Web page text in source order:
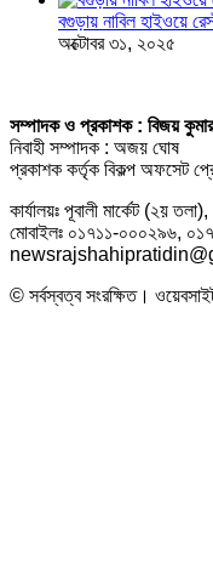
বগুড়ায় নাবিল হাইওয়ে
অক্টোবর ৩১, ২০২৫
সম্পাদক ও প্রকাশক : বিজয়
নিবাহী সম্পাদক : অজয় ঘোষ
প্রকাশক কর্তৃক বিকল্প অফসেট
কার্যালয়ঃ পূবালী মার্কেট (২য়
মোবাইলঃ ০১৭১১-০০০২৯৬,
© সর্বস্বত্ব সংরক্ষিত।